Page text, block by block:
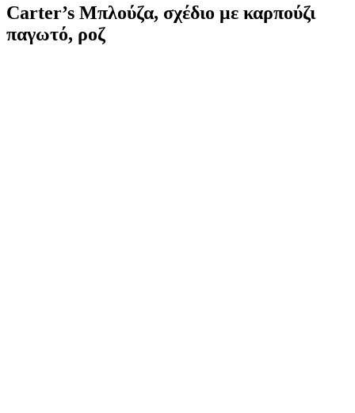
Carter’s Μπλούζα, σχέδιο με καρπούζι
παγωτό, ροζ